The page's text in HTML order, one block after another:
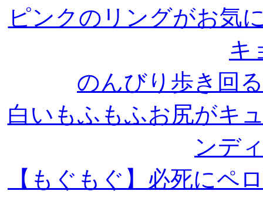
ピンクのリングがお気
キ
のんびり歩き回
白いもふもふお尻がキ
ンデ
【もぐもぐ】必死にペ